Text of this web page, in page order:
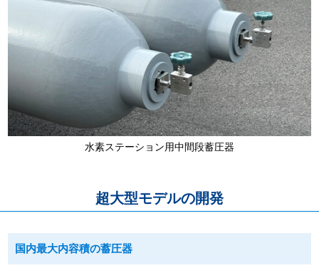
水素ステーション用中間段蓄圧器
超大型モデルの開発
国内最大内容積の蓄圧器